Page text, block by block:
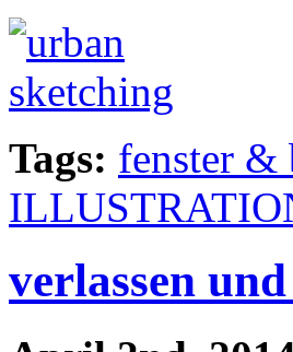
Tags: fenster &
verlassen